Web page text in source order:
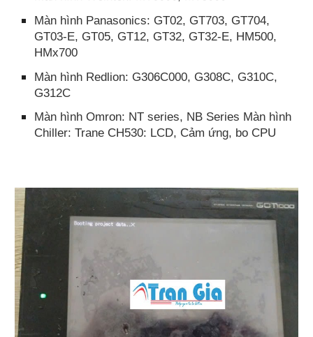
Màn hình Panasonics: GT02, GT703, GT704,
GT03-E, GT05, GT12, GT32, GT32-E, HM500,
HMx700
Màn hình Redlion: G306C000, G308C, G310C,
G312C
Màn hình Omron: NT series, NB Series Màn hình
Chiller: Trane CH530: LCD, Cảm ứng, bo CPU